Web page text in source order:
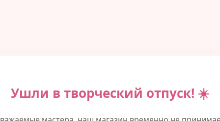
Ушли в творческий отпуск! ☀️